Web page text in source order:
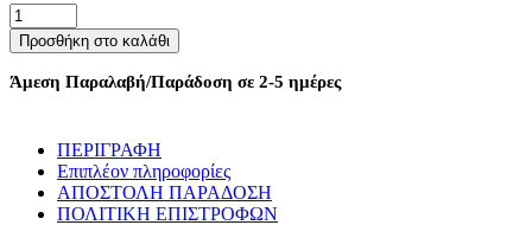
Φουρνάκι
νυχιών
UV/LED
-
SML2
100063
ποσότητα
Προσθήκη στο καλάθι
Άμεση Παραλαβή/Παράδοση σε 2-5 ημέρες
ΠΕΡΙΓΡΑΦΗ
Επιπλέον πληροφορίες
ΑΠΟΣΤΟΛΗ ΠΑΡΑΔΟΣΗ
ΠΟΛΙΤΙΚΗ ΕΠΙΣΤΡΟΦΩΝ